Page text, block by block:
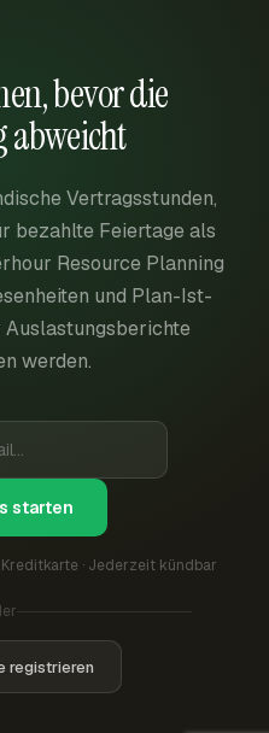
bevor die
abweicht
Vertragsstunden,
bezahlte Feiertage als
Resource Planning
und Plan-Ist-
werden.
starten
Kreditkarte · Jederzeit kündbar
registrieren